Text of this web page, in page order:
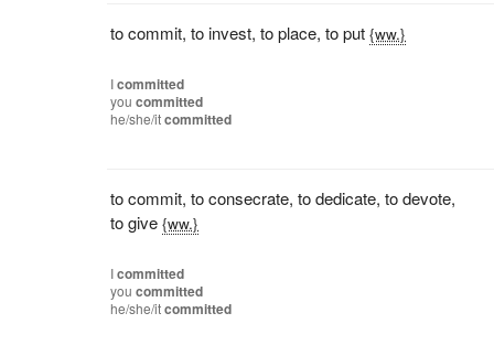
to commit,to invest,to place,to put {ww.}
Icommitted
youcommitted
he/she/itcommitted
to commit,to consecrate,to dedicate,to devote,
to give {ww.}
Icommitted
youcommitted
he/she/itcommitted